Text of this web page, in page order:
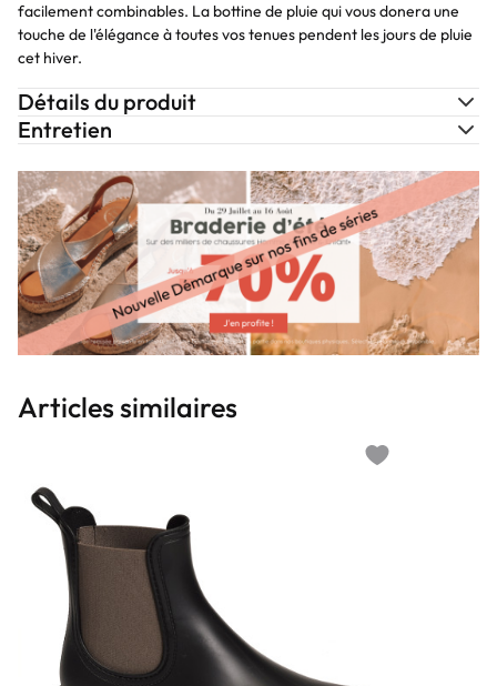
facilement combinables. La bottine de pluie qui vous donera une
touche de l'élégance à toutes vos tenues pendent les jours de pluie
cet hiver.
Détails du produit
Entretien
Articles similaires